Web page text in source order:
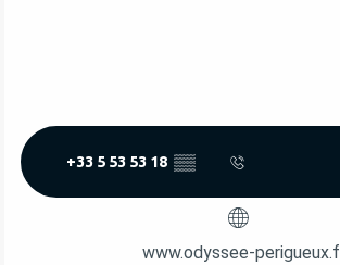
+33 5 53 53 18 ▒▒
www.odyssee-